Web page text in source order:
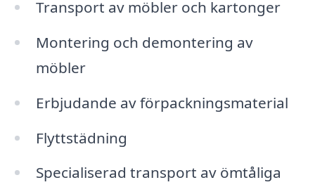
Transport av möbler och kartonger
Montering och demontering av
möbler
Erbjudande av förpackningsmaterial
Flyttstädning
Specialiserad transport av ömtåliga